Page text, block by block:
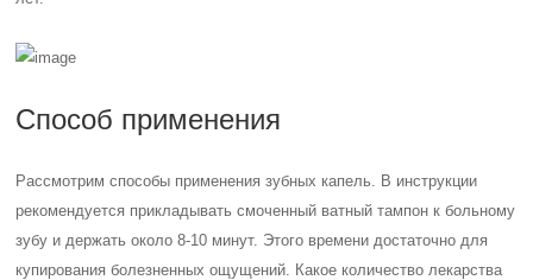
Способ применения
Рассмотрим способы применения зубных капель. В инструкции
рекомендуется прикладывать смоченный ватный тампон к больному
зубу и держать около 8-10 минут. Этого времени достаточно для
купирования болезненных ощущений. Какое количество лекарства